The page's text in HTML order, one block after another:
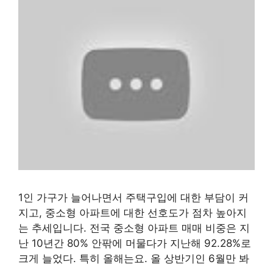
1인 가구가 늘어나면서 주택구입에 대한 부담이 커
지고, 중소형 아파트에 대한 선호도가 점차 높아지
는 추세입니다. 전국 중소형 아파트 매매 비중은 지
난 10년간 80% 안팎에 머물다가 지난해 92.28%로
크게 늘었다. 특히 올해는요. 올 상반기인 6월만 봐